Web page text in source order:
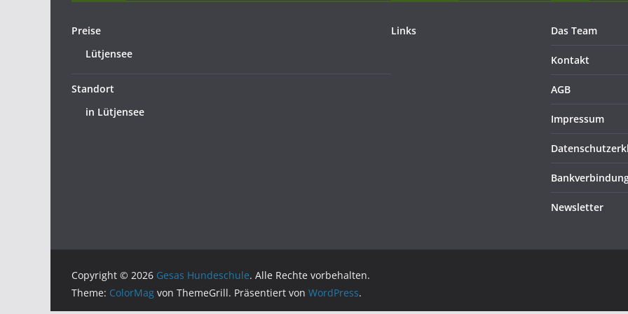
Preise
Lütjensee
Standort
in Lütjensee
Links Das Team
Kontakt
AGB
Impressum
Newsletter
Copyright © 2026 Gesas Hundeschule. Alle Rechte vorbehalten.
Theme: ColorMag von ThemeGrill. Präsentiert von WordPress.